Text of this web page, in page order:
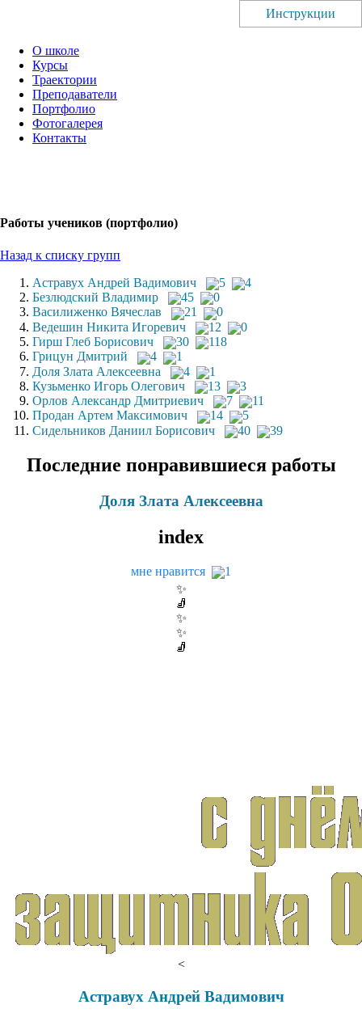
О школе
Курсы
Траектории
Преподаватели
Портфолио
Фотогалерея
Контакты
Работы учеников (портфолио)
Назад к списку групп
Инструкции
Астравух Андрей Вадимович 5
4
Безлюдский Владимир
45
0
Василиженко Вячеслав
21
0
Ведешин Никита Игоревич
12
0
Гирш Глеб Борисович
30
118
Грицун Дмитрий
4
1
Доля Злата Алексеевна
4
1
Кузьменко Игорь Олегович
13
3
Орлов Александр Дмитриевич
7
11
Продан Артем Максимович
14
5
Сидельников Даниил Борисович
40 39
Последние понравившиеся работы
Доля Злата Алексеевна
index
мне нравится
1
✨
🧦
✨
✨
🧦
<
Астравух Андрей Вадимович